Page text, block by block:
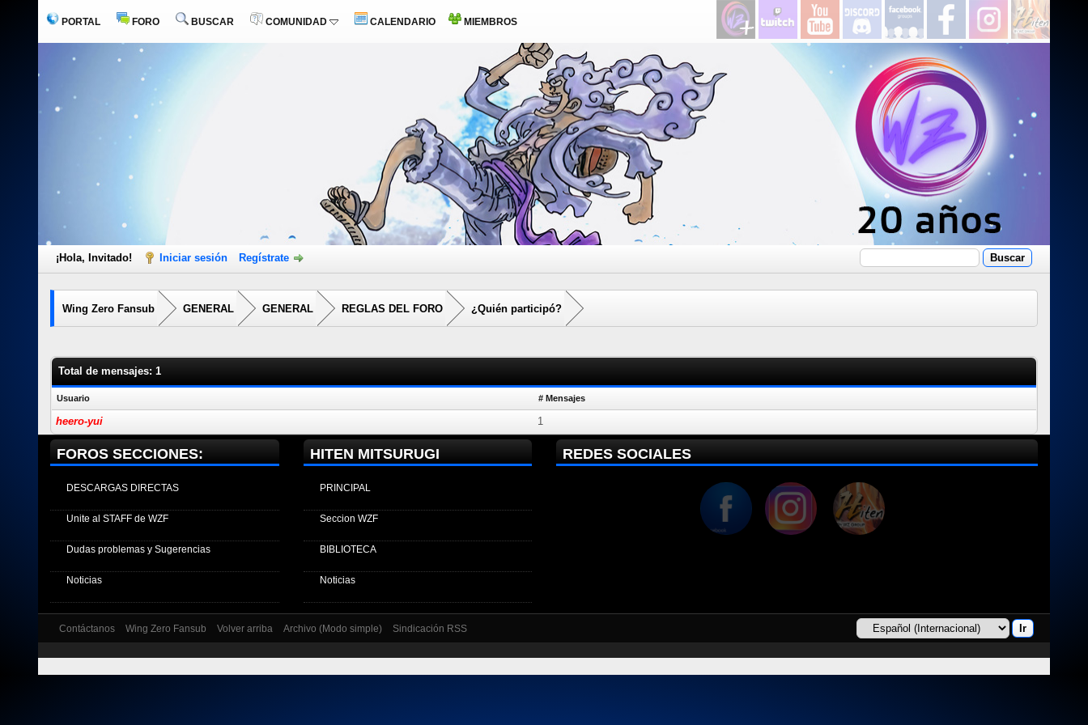
PORTAL FORO BUSCAR COMUNIDAD CALENDARIO MIEMBROS
¡Hola, Invitado! Iniciar sesión Regístrate
Wing Zero Fansub GENERAL GENERAL REGLAS DEL FORO ¿Quién participó?
Total de mensajes: 1
Usuario # Mensajes
heero-yui 1
FOROS SECCIONES:
DESCARGAS DIRECTAS
Unite al STAFF de WZF
Dudas problemas y Sugerencias
Noticias
HITEN MITSURUGI
PRINCIPAL
Seccion WZF
BIBLIOTECA
Noticias
REDES SOCIALES
Contáctanos Wing Zero Fansub Volver arriba Archivo (Modo simple) Sindicación RSS